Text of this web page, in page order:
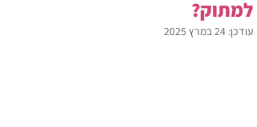
למתוק?
עודכן: 24 במרץ 2025